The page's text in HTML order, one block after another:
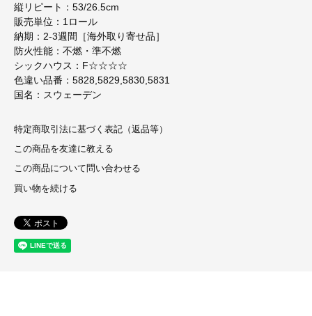
縦リピート：53/26.5cm
販売単位：1ロール
納期：2-3週間［海外取り寄せ品］
防火性能：不燃・準不燃
シックハウス：F☆☆☆☆
色違い品番：5828,5829,5830,5831
国名：スウェーデン
特定商取引法に基づく表記（返品等）
この商品を友達に教える
この商品について問い合わせる
買い物を続ける